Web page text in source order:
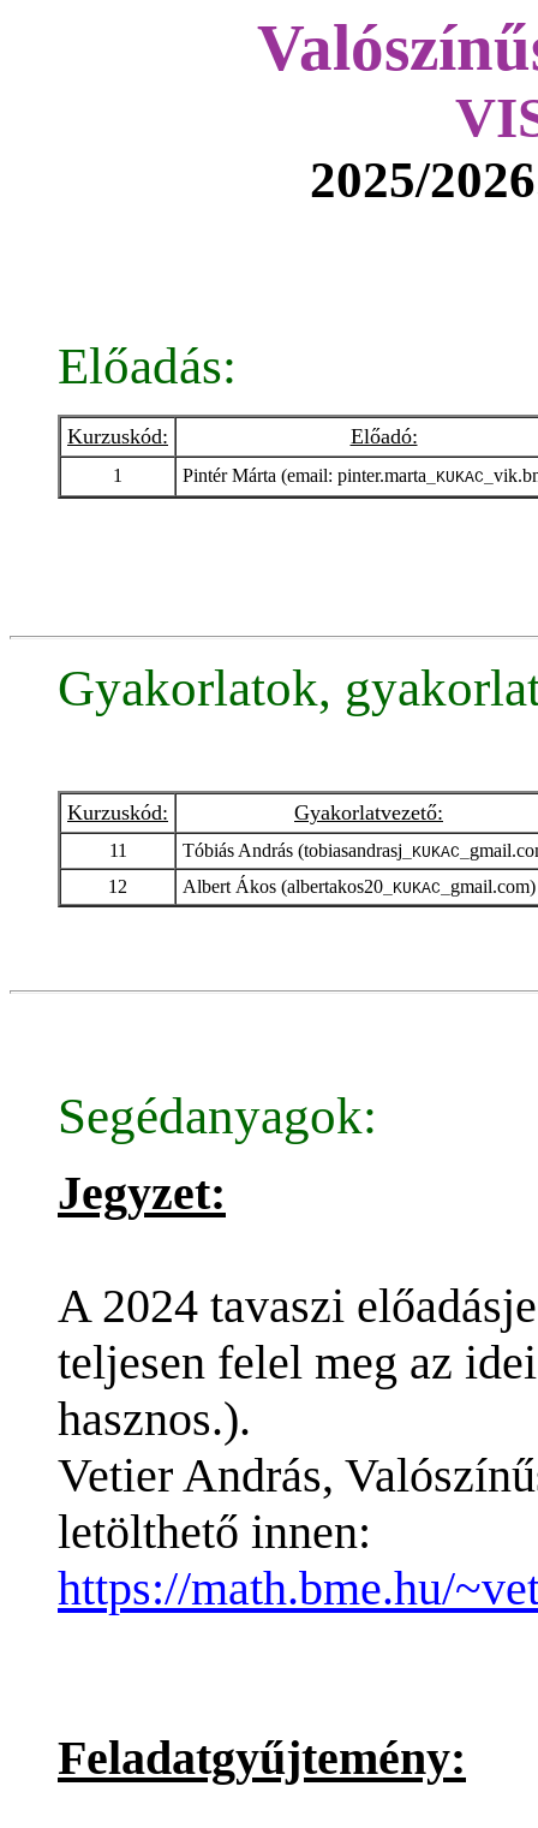
2025/
Előadás:
Kurzuskód: Előadó:
1 Pintér Márta (email: pinter.marta _KUKAC_
Gyakorlatok,
Kurzuskód: Gyakorlatvezető:
11 Tóbiás András (tobiasandrasj _KUKAC_
12
Albert Ákos (albertakos20 _KUKAC_ gmail.com)
Segédanyagok:
Jegyzet:
A 2024 tavaszi
teljesen felel meg az
hasznos.).
Vetier András,
letölthető innen:
https://math.bme.hu/
Feladatgyűjtemény: